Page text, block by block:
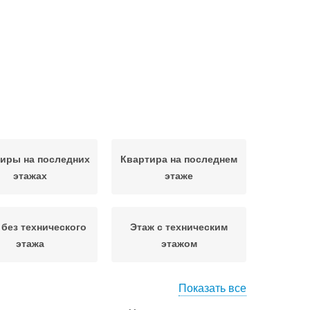
на последних
этажах
Квартира на последнем
этаже
технического
этажа
Этаж с техническим
этажом
Показать все